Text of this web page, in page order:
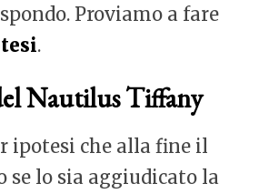
Proviamo a fare
.
Nautilus Tiffany
ipotesi che alla fine il
se lo sia aggiudicato la